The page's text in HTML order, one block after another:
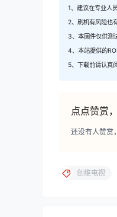
1、建议在专业人
2、刷机有风险也
3、本固件仅供测
4、本站提供的
5、下载前请认真
点点赞赏
还没有人赞赏
创维电视